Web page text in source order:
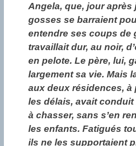
Angela, que, jour après
gosses se barraient
entendre ses coups de
travaillait dur, au noir,
en pelote. Le père, lui,
largement sa vie. Mais
aux deux résidences, à
les délais, avait conduit
à chasser, sans s’en
les enfants. Fatigués
ils ne les supportaient